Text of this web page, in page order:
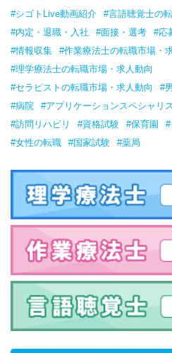
#シゴトLive動画紹介
#言語聴覚士の
#内定・退職・入社
#面接・選考 #応
#情報収集
#作業療法士の転職市場・
#理学療法士の転職市場・求人動向
#セラピストの転職市場・求人動向
#
#病院
#アプリケーションスペシャリ
#訪問リハビリ
#資格試験 #保育園
#女性の転職
#国家試験 #薬局